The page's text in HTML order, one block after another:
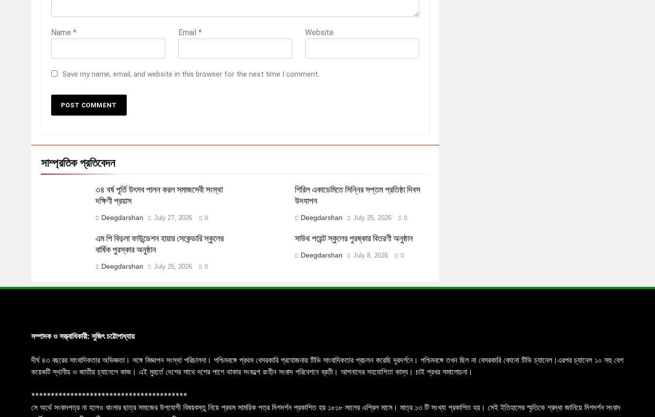
Name * Email * Website
Save my name, email, and website in this browser for the next time I comment.
সাম্প্রতিক প্রতিবেদন
৩৪ বর্ষ পূর্তি উৎসব পালন করল সমাজসেবী সংস্থা
দক্ষিণী প্রয়াস
Deegdarshan July 27, 2026 0
শিরিল একাডেমিতে সিন্নির সপ্তম প্রতিষ্ঠা দিবস
উদযাপন
Deegdarshan July 25, 2026 0
এম পি বিড়লা ফাউন্ডেশন হায়ার সেকেন্ডারি স্কুলের
বার্ষিক পুরস্কার অনুষ্ঠান
Deegdarshan July 25, 2026 0
সাউথ পয়েন্ট স্কুলের পুরষ্কার বিতরণী অনুষ্ঠান
Deegdarshan July 8, 2026 0
সম্পাদক ও সত্ত্বাধিকারী: সুজিৎ চট্টোপাধ্যায়
দীর্ঘ ৪৩ বছরের সাংবাদিকতার অভিজ্ঞতা। সঙ্গে বিজ্ঞাপন সংস্থা পরিচালনা। পশ্চিমবঙ্গে প্রথম বেসরকারি প্রযোজনায় টিভি সাংবাদিকতার প্রচলন করেছি দূরদর্শনে। পশ্চিমবঙ্গে তখন ছিল না বেসরকারি কোনো টিভি চ্যানেল।এরপর চ্যানেল ১০ সহু বেশ
কয়েকটি স্থানীয় ও জাতীয় চ্যানেলে কাজ। এই মুহুর্তে দেশের সাথে দশের পাশে থাকার সংকল্পে রংহীন সংবাদ পরিবেশনে ব্রতী। আপনাদের সহযোগিতা কাম্য। চাই প্রখর সমালোচনা।
****************************************
সে অর্থে সংবাদপত্র না হলেও বাংলার ছাত্র সমাজের উপযোগী বিষয়বস্তু নিয়ে প্রথম সাময়িক পত্র দিগদর্শন প্রকাশিত হয় ১৮১৮ সালের এপ্রিল মাসে। মাত্র ১৩ টি সংখ্যা প্রকাশিত হয়। সেই ইতিহাসের স্মৃতিকে শ্রদ্ধা জানিয়ে দিগদর্শন সংবাদ